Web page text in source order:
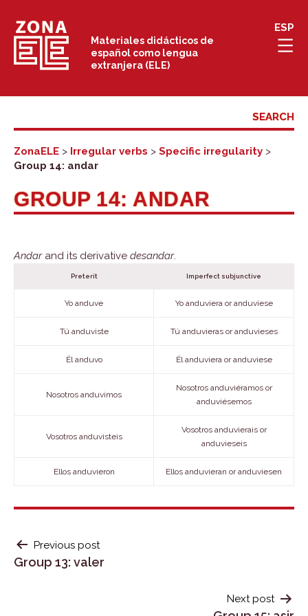
content
Materiales didácticos de
español como lengua
extranjera (ELE)
ESP
ZonaELE > Irregular verbs > Specific irregularity >
Group 14: andar
GROUP 14: ANDAR
Andarand its derivative desandar.
Preterit Imperfect subjunctive
Yo anduve Yo anduviera or anduviese
Tú anduviste Tú anduvieras or anduvieses
Él anduvo Él anduviera or anduviese
Nosotros anduvimos
Nosotros anduviéramos or
anduviésemos
Vosotros anduvisteis
Vosotros anduvierais or
anduvieseis
Ellos anduvieron Ellos anduvieran or anduviesen
POST
NAVIGATION
Previous post
Group 13: valer
Next post